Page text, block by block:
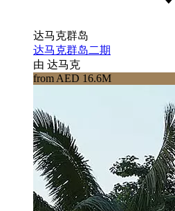
达马克群岛
达马克群岛二期
由 达马克
from AED 16.6M